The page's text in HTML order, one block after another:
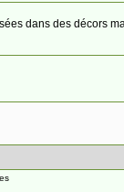
dans des décors